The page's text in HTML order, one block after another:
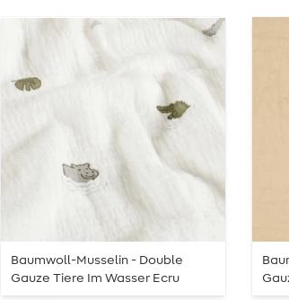
Baumwoll-Musselin - Double
Gauze Tiere Im Wasser Ecru